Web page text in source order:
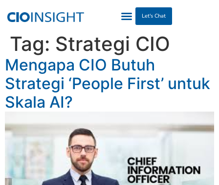
Let's Chat
Tag: Strategi CIO
Mengapa CIO Butuh
Strategi ‘People First’ untuk
Skala AI?